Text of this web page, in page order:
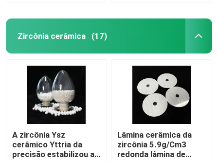
Zircônia cerâmica (17)
A zircônia Ysz
cerâmico Yttria da
precisão estabilizou a
Lâmina cerâmica da
zircônia 5.9g/Cm3
redonda lâmina de